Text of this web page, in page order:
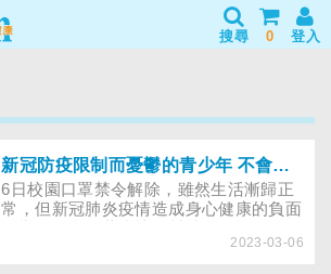
搜尋 0 登入
新冠防疫限制而憂鬱的青少年 不會隨解封自行痊癒！董氏提醒：成為孩子的好隊友 陪他們求助專業
6日校園口罩禁令解除，雖然生活漸歸正
常，但新冠肺炎疫情造成身心健康的負面
究指出，在新冠病毒流行期間，兒童青少
2023-03-06